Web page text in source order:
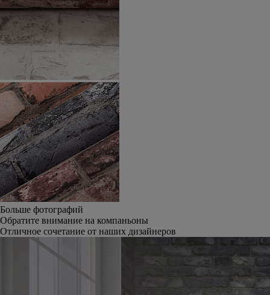
Больше фотографий
Обратите внимание на компаньоны
Отличное сочетание от наших дизайнеров